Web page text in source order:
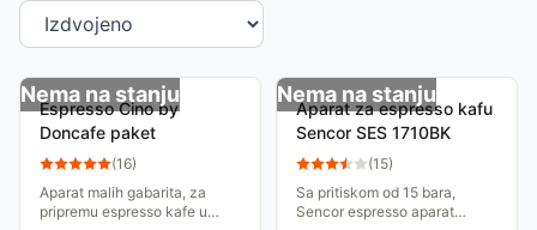
Nema na stanju
Espresso Cino by
Doncafe paket
(16)
Aparat malih gabarita, za
pripremu espresso kafe u
Nema na stanju
Aparat za espresso kafu
Sencor SES 1710BK
(15)
Sa pritiskom od 15 bara,
Sencor espresso aparat